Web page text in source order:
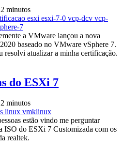
2 minutos
esxi esxi-7-0 vcp-dcv vcp-
7
a VMware lançou a nova
baseado no VMware vSphere 7.
resolvi atualizar a minha certificação.
do ESXi 7
2 minutos
linux vmklinux
estão vindo me perguntar
ISO do ESXi 7 Customizada com os
realtek.